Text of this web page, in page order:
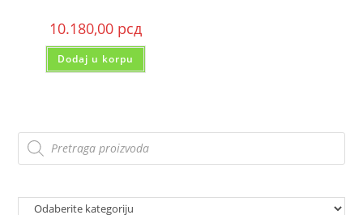
10.180,00 рсд
Dodaj u korpu